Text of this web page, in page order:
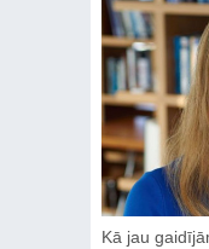
Kā jau